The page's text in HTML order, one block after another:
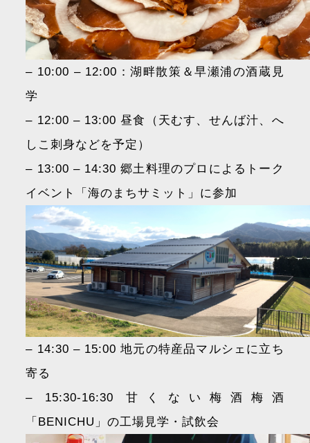
– 10:00 – 12:00：湖畔散策＆早瀬浦の酒蔵見
学
– 12:00 – 13:00 昼食（天むす、せんば汁、へ
しこ刺身などを予定）
– 13:00 – 14:30 郷土料理のプロによるトーク
イベント「海のまちサミット」に参加
– 14:30 – 15:00 地元の特産品マルシェに立ち
寄る
– 15:30-16:30 甘くない梅酒梅酒
「BENICHU」の工場見学・試飲会